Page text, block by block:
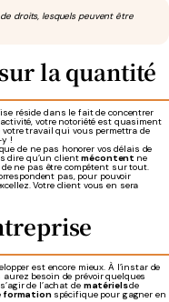
droits, lesquels peuvent être
la quantité
réside dans le fait de concentrer
votre notoriété est quasiment
votre travail qui vous permettra de
y !
de ne pas honorer vos délais de
dire qu’un clientmécontent ne
de ne pas être compétent sur tout.
pas, pour pouvoir
Votre client vous en sera
est encore mieux. À l’instar de
besoin de prévoir quelques
de l’achat de matérielsde
formation spécifique pour gagner en